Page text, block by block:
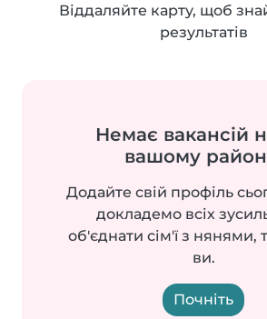
Віддаляйте карту, щоб
результатів
Немає вакансій
вашому
Додайте свій профіль
докладемо всіх
об'єднати сім'ї з нянями,
ви.
Почніть